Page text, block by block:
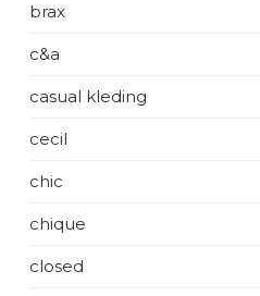
brax
c&a
casual kleding
cecil
chic
chique
closed